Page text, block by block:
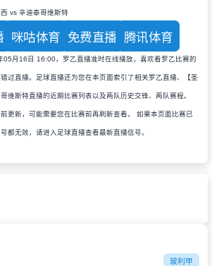
vs 辛迪泰哥维斯特
咪咕体育 免费直播 腾讯体育
05月16日 16:00，罗乙直播准时在线播放，喜欢看罗乙比赛的
过直播。足球直播还为您在本页面索引了相关罗乙直播、【圣
维斯特直播的近期比赛列表以及两队历史交锋、两队赛程。
前更新，可能需要您在比赛前再刷新查看。 如果本页面比赛已
都无效，请进入足球直播查看最新直播信号。
玻利甲